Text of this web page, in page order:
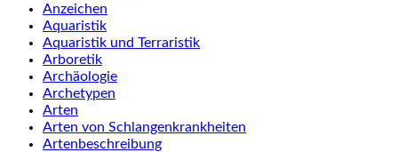
Anzeichen
Aquaristik
Aquaristik und Terraristik
Arboretik
Archäologie
Archetypen
Arten
Arten von Schlangenkrankheiten
Artenbeschreibung